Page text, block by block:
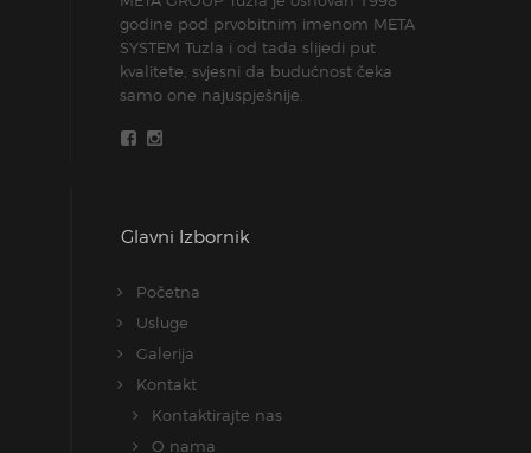
godine pod prvobitnim imenom META
SYSTEM Tuzla i od tada slijedi put
kvalitete, svjesni da budućnost čeka
samo one najuspješnije.
Glavni Izbornik
Početna
Usluge
Galerija
Kontakt
Kontaktirajte nas
O nama